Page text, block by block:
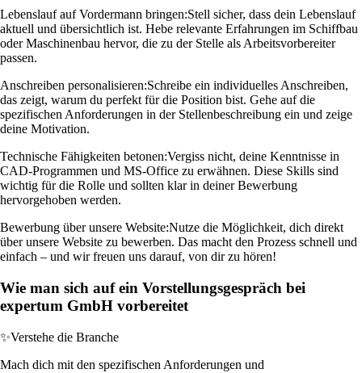
Lebenslauf auf Vordermann bringen:Stell sicher, dass dein Lebenslauf
aktuell und übersichtlich ist. Hebe relevante Erfahrungen im Schiffbau
oder Maschinenbau hervor, die zu der Stelle als Arbeitsvorbereiter
passen.
Anschreiben personalisieren:Schreibe ein individuelles Anschreiben,
das zeigt, warum du perfekt für die Position bist. Gehe auf die
spezifischen Anforderungen in der Stellenbeschreibung ein und zeige
deine Motivation.
Technische Fähigkeiten betonen:Vergiss nicht, deine Kenntnisse in
CAD-Programmen und MS-Office zu erwähnen. Diese Skills sind
wichtig für die Rolle und sollten klar in deiner Bewerbung
hervorgehoben werden.
Bewerbung über unsere Website:Nutze die Möglichkeit, dich direkt
über unsere Website zu bewerben. Das macht den Prozess schnell und
einfach – und wir freuen uns darauf, von dir zu hören!
Wie man sich auf ein Vorstellungsgespräch bei
expertum GmbH vorbereitet
✨Verstehe die Branche
Mach dich mit den spezifischen Anforderungen und